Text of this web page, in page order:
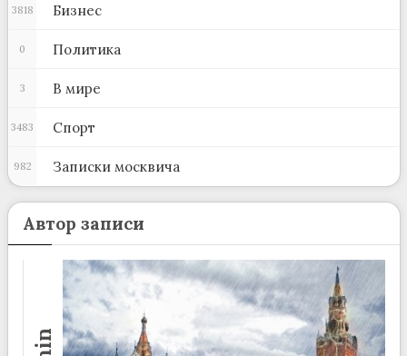
Бизнес
3818
Политика
0
В мире
3
Спорт
3483
Записки москвича
982
Автор записи